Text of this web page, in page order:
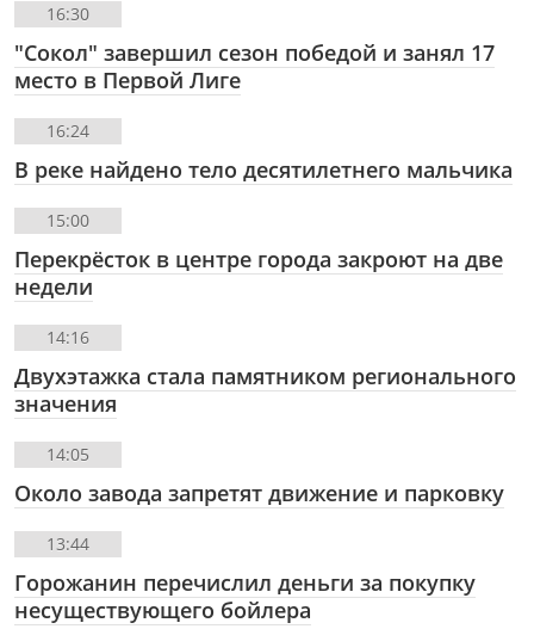
16:30
"Сокол" завершил сезон победой и занял 17
место в Первой Лиге
16:24
В реке найдено тело десятилетнего мальчика
15:00
Перекрёсток в центре города закроют на две
недели
14:16
Двухэтажка стала памятником регионального
значения
14:05
Около завода запретят движение и парковку
13:44
Горожанин перечислил деньги за покупку
несуществующего бойлера